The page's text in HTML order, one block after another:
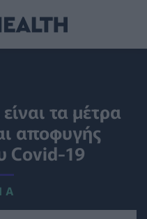
τα μέτρα
αποφυγής
Covid-19